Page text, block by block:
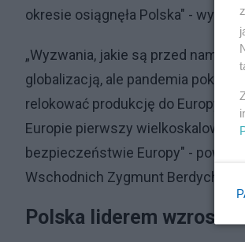
okresie osiągnęła Polska" -
„Wyzwania, jakie są przed nami,
globalizacją, ale pandemia
relokować produkcję do Europy.
Europie pierwszy wielkoskalowy
bezpieczeństwie Europy" -
Wschodnich Zygmunt
Polska liderem wzrostu